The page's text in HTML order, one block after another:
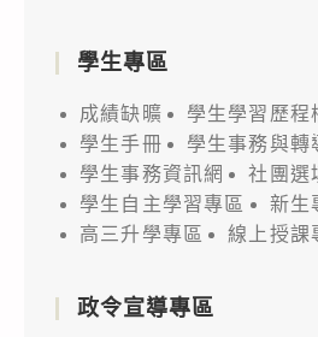
學生專區
成績缺曠
學生學習歷程
學生手冊
學生事務與轉
學生事務資訊網
社團選
學生自主學習專區
新生
高三升學專區
線上授課
政令宣導專區